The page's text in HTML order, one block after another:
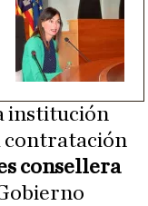
institución
contratación
consellera